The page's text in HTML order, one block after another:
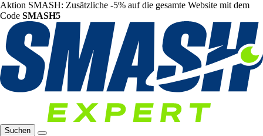
Aktion SMASH: Zusätzliche -5% auf die gesamte Website mit dem
Code SMASH5
Suchen